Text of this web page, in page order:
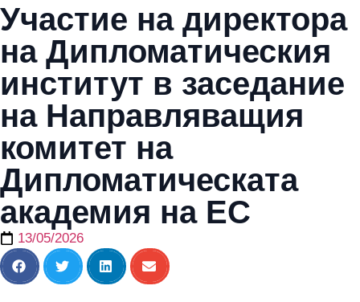
Участие на директора
на Дипломатическия
институт в заседание
на Направляващия
комитет на
Дипломатическата
академия на ЕС
13/05/2026